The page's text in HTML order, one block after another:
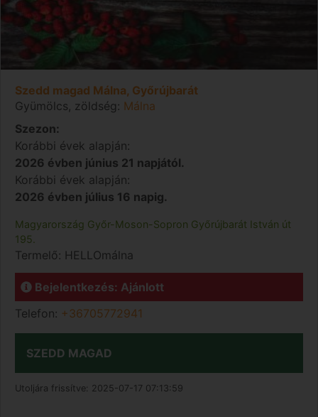
Szedd magad Málna, Győrújbarát
Gyümölcs, zöldség: Málna
Szezon:
Korábbi évek alapján:
2026 évben június 21 napjától.
Korábbi évek alapján:
2026 évben július 16 napig.
Magyarország Győr-Moson-Sopron Győrújbarát István út
195.
Termelő: HELLOmálna
Bejelentkezés: Ajánlott
Telefon: +36705772941
SZEDD MAGAD
Utoljára frissítve: 2025-07-17 07:13:59